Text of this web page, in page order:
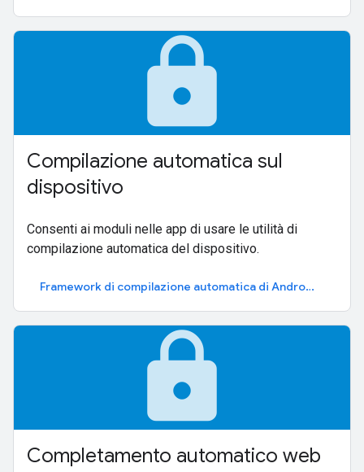
lock
Compilazione automatica sul
dispositivo
Consenti ai moduli nelle app di usare le utilità di
compilazione automatica del dispositivo.
Framework di compilazione automatica di Android
lock
Completamento automatico web